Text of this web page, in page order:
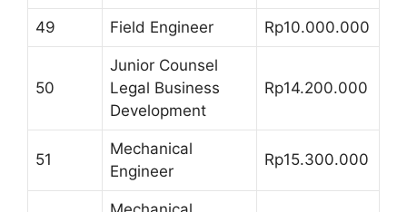
49 Field Engineer Rp10.000.000
50
Junior Counsel
Legal Business
Development
Rp14.200.000
51
Mechanical
Engineer
Rp15.300.000